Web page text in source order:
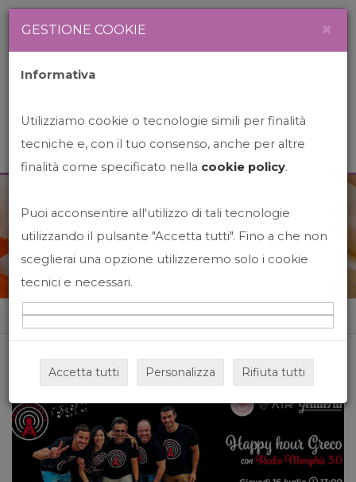
News&Events
Home News&events
GESTIONE COOKIE ×
Informativa
Utilizziamo cookie o tecnologie simili per finalità
tecniche e, con il tuo consenso, anche per altre
finalità come specificato nella cookie policy.
Puoi acconsentire all'utilizzo di tali tecnologie
utilizzando il pulsante "Accetta tutti". Fino a che non
sceglierai una opzione utilizzeremo solo i cookie
tecnici e necessari.
Accetta tutti Personalizza Rifiuta tutti